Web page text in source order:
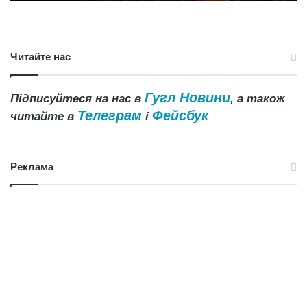
Читайте нас
Підписуйтеся на нас в Гугл Новини, а також
читайте в Телеграм і Фейсбук
Реклама